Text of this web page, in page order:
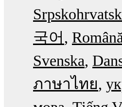
국어
Română
Svenska
ภาษาไทย